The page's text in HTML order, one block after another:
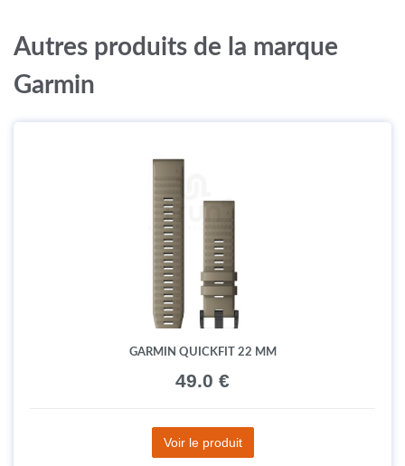
Autres produits de la marque
Garmin
GARMIN QUICKFIT 22 MM
49.0 €
Voir le produit